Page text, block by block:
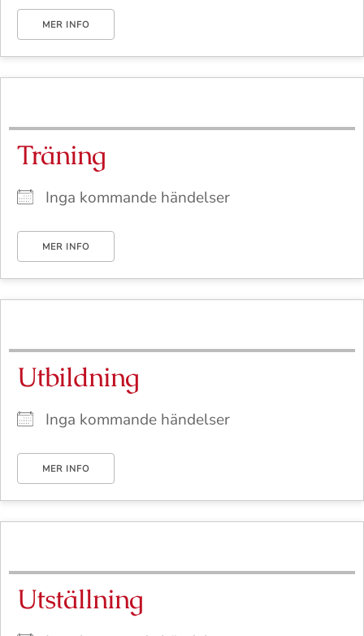
MER INFO
Träning
Inga kommande händelser
MER INFO
Utbildning
Inga kommande händelser
MER INFO
Utställning